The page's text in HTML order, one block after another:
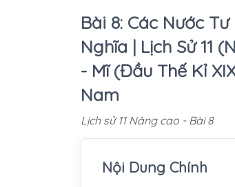
Bài 8: Các Nước
Nghĩa | Lịch Sử 11
- Mĩ (Đầu Thế Kỉ
Nam
Lịch sử 11 Nâng cao - Bài 8
Nội Dung Chính